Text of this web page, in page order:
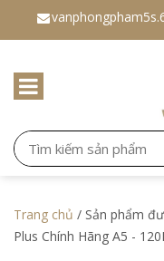
Trang chủ / Sản phẩm
Plus Chính Hãng A5 -